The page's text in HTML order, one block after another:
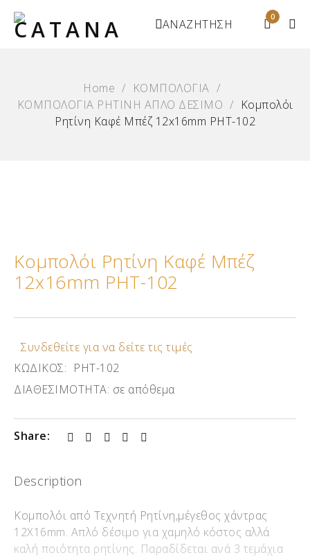
0
ΑΝΑΖΗΤΗΣΗ
Home / ΚΟΜΠΟΛΟΓΙΑ /
ΚΟΜΠΟΛΟΓΙΑ ΡΗΤΙΝΗ ΑΠΛΟ ΔΕΣΙΜΟ / Κομπολόι
Ρητίνη Καφέ Μπέζ 12x16mm ΡΗΤ-102
Κομπολόι Ρητίνη Καφέ Μπέζ
12x16mm ΡΗΤ-102
Συνδεθείτε για να δείτε τις τιμές
ΚΩΔΙΚΟΣ: ΡΗΤ-102
ΔΙΑΘΕΣΙΜΟΤΗΤΑ: σε απόθεμα
Share:
Description
Κομπολόι από Τεχνητή Ρητίνη,μέγεθος χάντρας
12X16mm. Απλό δέσιμο για χαμηλό κόστος αλλά
καλή ποιότητα ρητίνης. Παραδίδεται ανά 3 τεμάχια